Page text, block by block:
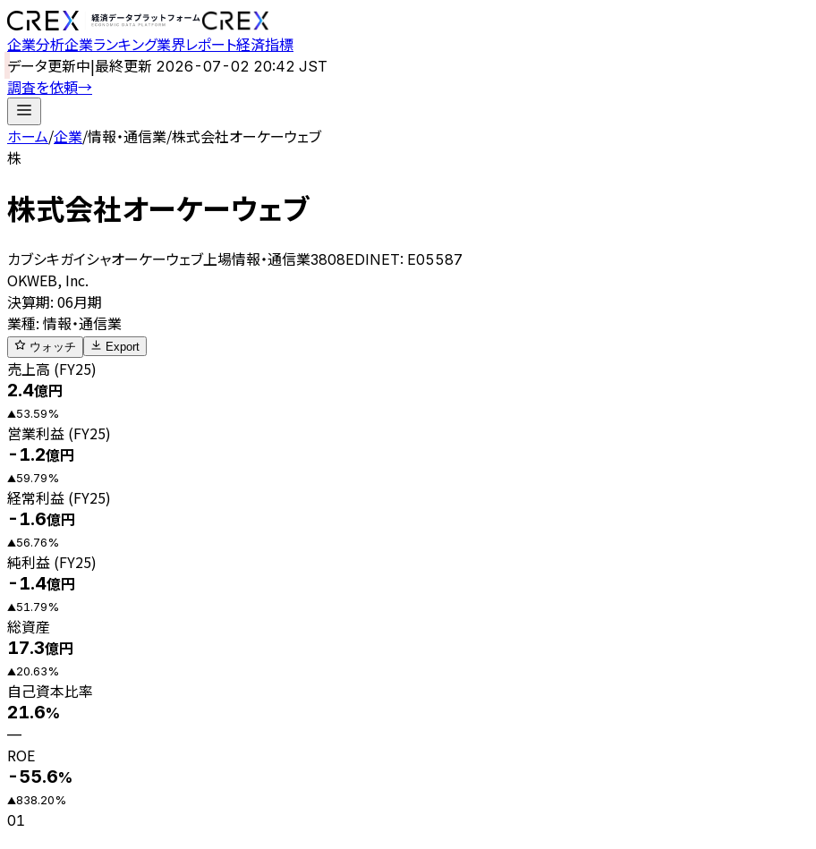
企業分析企業ランキング業界レポート経済指標
データ更新中|最終更新 2026-07-02 20:42 JST
調査を依頼→
ホーム/企業/情報・通信業/株式会社オーケーウェブ
株
株式会社オーケーウェブ
カブシキガイシャオーケーウェブ上場情報・通信業3808EDINET: E05587
OKWEB, Inc.
決算期: 06月期
業種: 情報・通信業
ウォッチ Export
売上高 (FY25)
2.4億円
▲53.59%
営業利益 (FY25)
-1.2億円
▲59.79%
経常利益 (FY25)
-1.6億円
▲56.76%
純利益 (FY25)
-1.4億円
▲51.79%
総資産
17.3億円
▲20.63%
自己資本比率
21.6%
—
ROE
-55.6%
▲838.20%
01